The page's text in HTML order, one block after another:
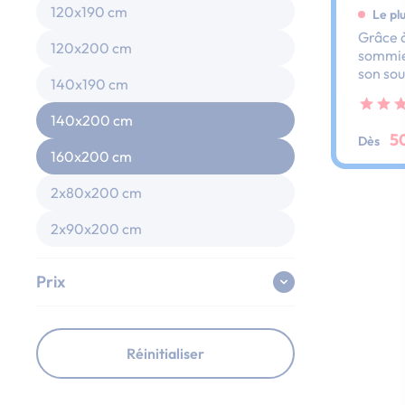
120x190 cm
120x200 cm
140x190 cm
140x200 cm
160x200 cm
2x80x200 cm
2x90x200 cm
Prix
Réinitialiser
Le
Grâce
son
dos
ses
au
Dès